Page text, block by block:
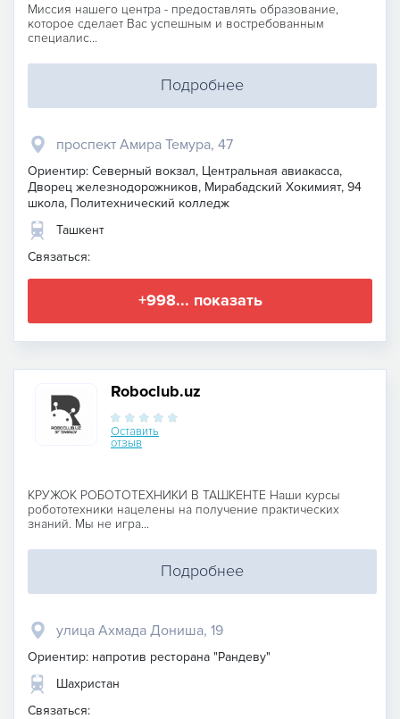
Миссия нашего центра - предоставлять образование,
которое сделает Вас успешным и востребованным
специалис...
Подробнее
проспект Амира Темура, 47
Ориентир: Северный вокзал, Центральная авиакасса,
Дворец железнодорожников, Мирабадский Хокимият, 94
школа, Политехнический колледж
Ташкент
Связаться:
+998... показать
Roboclub.uz
Оставить
отзыв
КРУЖОК РОБОТОТЕХНИКИ В ТАШКЕНТЕ Наши курсы
робототехники нацелены на получение практических
знаний. Мы не игра...
Подробнее
улица Ахмада Дониша, 19
Ориентир: напротив ресторана "Рандеву"
Шахристан
Связаться: